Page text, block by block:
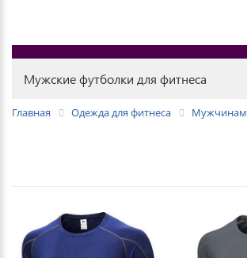
Мужские футболки для фитнеса
Главная Одежда для фитнеса Мужчинам